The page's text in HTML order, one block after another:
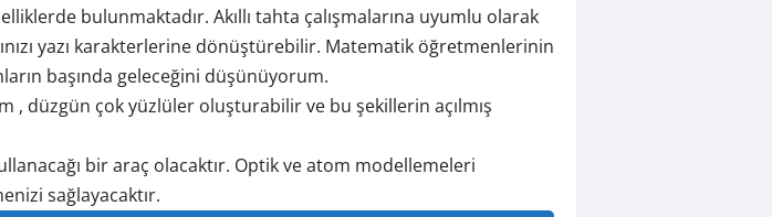
bulunmaktadır. Akıllı tahta çalışmalarına uyumlu olarak
yazı karakterlerine dönüştürebilir. Matematik öğretmenlerinin
başında geleceğini düşünüyorum.
, düzgün çok yüzlüler oluşturabilir ve bu şekillerin açılmış
bir araç olacaktır. Optik ve atom modellemeleri
sağlayacaktır.